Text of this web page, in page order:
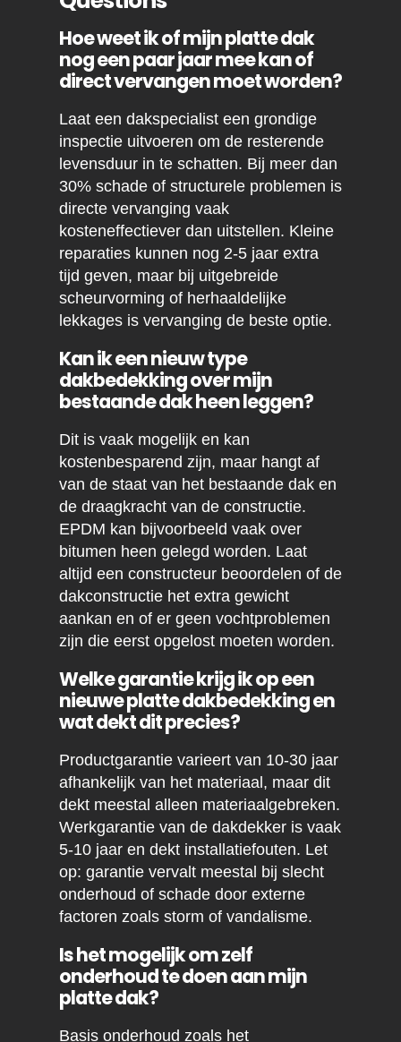
Hoe weet ik of mijn platte dak
nog een paar jaar mee kan of
direct vervangen moet worden?
Laat een dakspecialist een grondige
inspectie uitvoeren om de resterende
levensduur in te schatten. Bij meer dan
30% schade of structurele problemen is
directe vervanging vaak
kosteneffectiever dan uitstellen. Kleine
reparaties kunnen nog 2-5 jaar extra
tijd geven, maar bij uitgebreide
scheurvorming of herhaaldelijke
lekkages is vervanging de beste optie.
Kan ik een nieuw type
dakbedekking over mijn
bestaande dak heen leggen?
Dit is vaak mogelijk en kan
kostenbesparend zijn, maar hangt af
van de staat van het bestaande dak en
de draagkracht van de constructie.
EPDM kan bijvoorbeeld vaak over
bitumen heen gelegd worden. Laat
altijd een constructeur beoordelen of de
dakconstructie het extra gewicht
aankan en of er geen vochtproblemen
zijn die eerst opgelost moeten worden.
Welke garantie krijg ik op een
nieuwe platte dakbedekking en
wat dekt dit precies?
Productgarantie varieert van 10-30 jaar
afhankelijk van het materiaal, maar dit
dekt meestal alleen materiaalgebreken.
Werkgarantie van de dakdekker is vaak
5-10 jaar en dekt installatiefouten. Let
op: garantie vervalt meestal bij slecht
onderhoud of schade door externe
factoren zoals storm of vandalisme.
Is het mogelijk om zelf
onderhoud te doen aan mijn
platte dak?
Basis onderhoud zoals het